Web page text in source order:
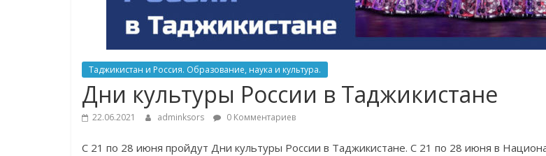
Таджикистан и Россия. Образование, наука и культура.
Дни культуры России в Таджикистане
22.06.2021 adminksors 0 Комментариев
С 21 по 28 июня пройдут Дни культуры России в Таджикистане. С 21 по 28 июня в